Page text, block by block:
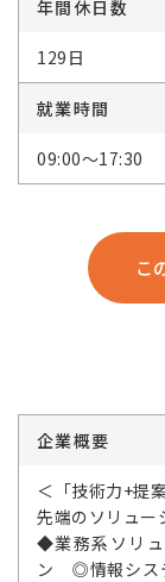
年間休日数
129日
就業時間
09:00～17:30
こ
企業概要
＜「技術力+提
先端のソリュー
◆業務系ソリ
ン ◎情報シス